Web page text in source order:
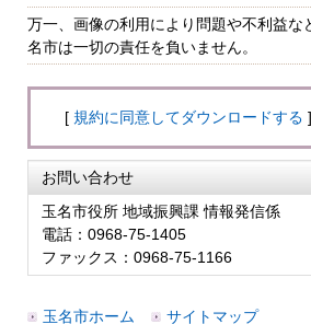
万一、画像の利用により問題や不利益な
名市は一切の責任を負いません。
[ 規約に同意してダウンロードする
お問い合わせ
玉名市役所 地域振興課 情報発信係
電話：0968-75-1405
ファックス：0968-75-1166
玉名市ホーム サイトマップ